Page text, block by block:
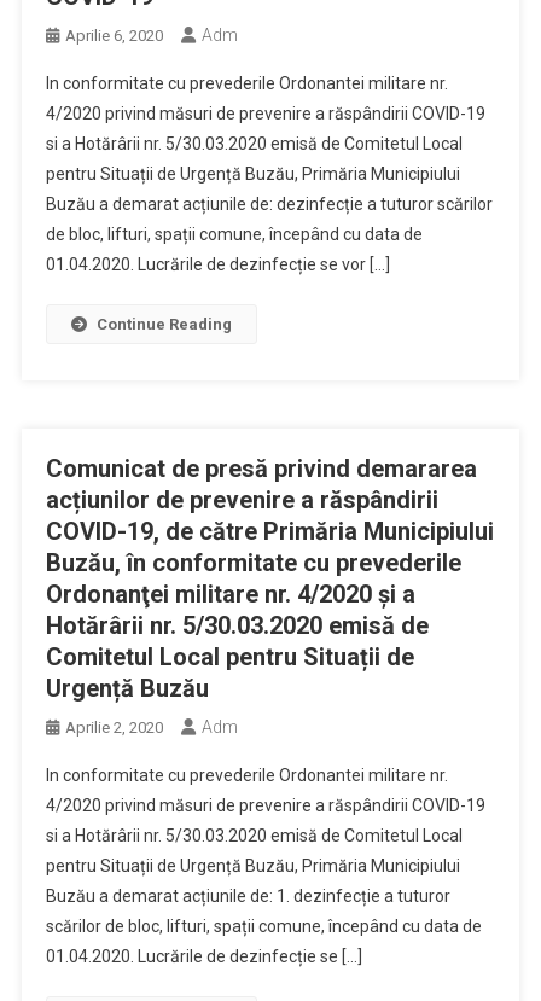
Aprilie 6, 2020 Adm
In conformitate cu prevederile Ordonantei militare nr.
4/2020 privind măsuri de prevenire a răspândirii COVID-19
si a Hotărârii nr. 5/30.03.2020 emisă de Comitetul Local
pentru Situații de Urgență Buzău, Primăria Municipiului
Buzău a demarat acțiunile de: dezinfecție a tuturor scărilor
de bloc, lifturi, spații comune, începând cu data de
01.04.2020. Lucrările de dezinfecție se vor […]
Continue Reading
Comunicat de presă privind demararea
acțiunilor de prevenire a răspândirii
COVID-19, de către Primăria Municipiului
Buzău, în conformitate cu prevederile
Ordonanţei militare nr. 4/2020 şi a
Hotărârii nr. 5/30.03.2020 emisă de
Comitetul Local pentru Situații de
Urgență Buzău
Aprilie 2, 2020 Adm
In conformitate cu prevederile Ordonantei militare nr.
4/2020 privind măsuri de prevenire a răspândirii COVID-19
si a Hotărârii nr. 5/30.03.2020 emisă de Comitetul Local
pentru Situații de Urgență Buzău, Primăria Municipiului
Buzău a demarat acțiunile de: 1. dezinfecție a tuturor
scărilor de bloc, lifturi, spații comune, începând cu data de
01.04.2020. Lucrările de dezinfecție se […]